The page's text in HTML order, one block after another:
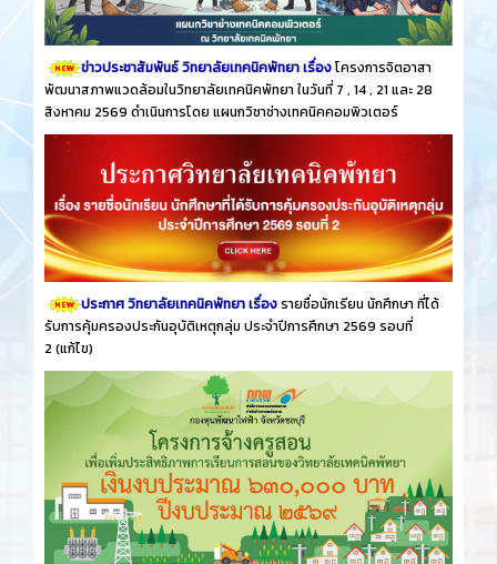
ข่าวประชาสัมพันธ์ วิทยาลัยเทคนิคพัทยา เรื่องโครงการจิตอาสา
พัฒนาสภาพแวดล้อมในวิทยาลัยเทคนิคพัทยา ในวันที่ 7 , 14 , 21 และ 28
สิงหาคม 2569 ดำเนินการโดย แผนกวิชาช่างเทคนิคคอมพิวเตอร์
ประกาศ วิทยาลัยเทคนิคพัทยา เรื่องรายชื่อนักเรียน นักศึกษา ที่ได้
รับการคุ้มครองประกันอุบัติเหตุกลุ่ม ประจำปีการศึกษา 2569 รอบที่
2 (แก้ไข)